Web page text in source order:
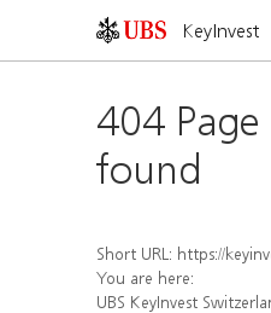
KeyInvest
404
found
Short URL: https://keyinvest-
You are here:
UBS KeyInvest